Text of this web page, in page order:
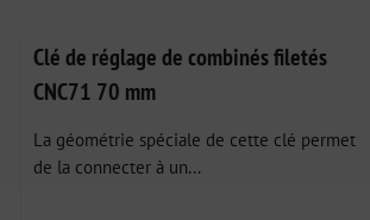
Clé de réglage de combinés filetés
CNC71 70 mm
La géométrie spéciale de cette clé permet
de la connecter à un...